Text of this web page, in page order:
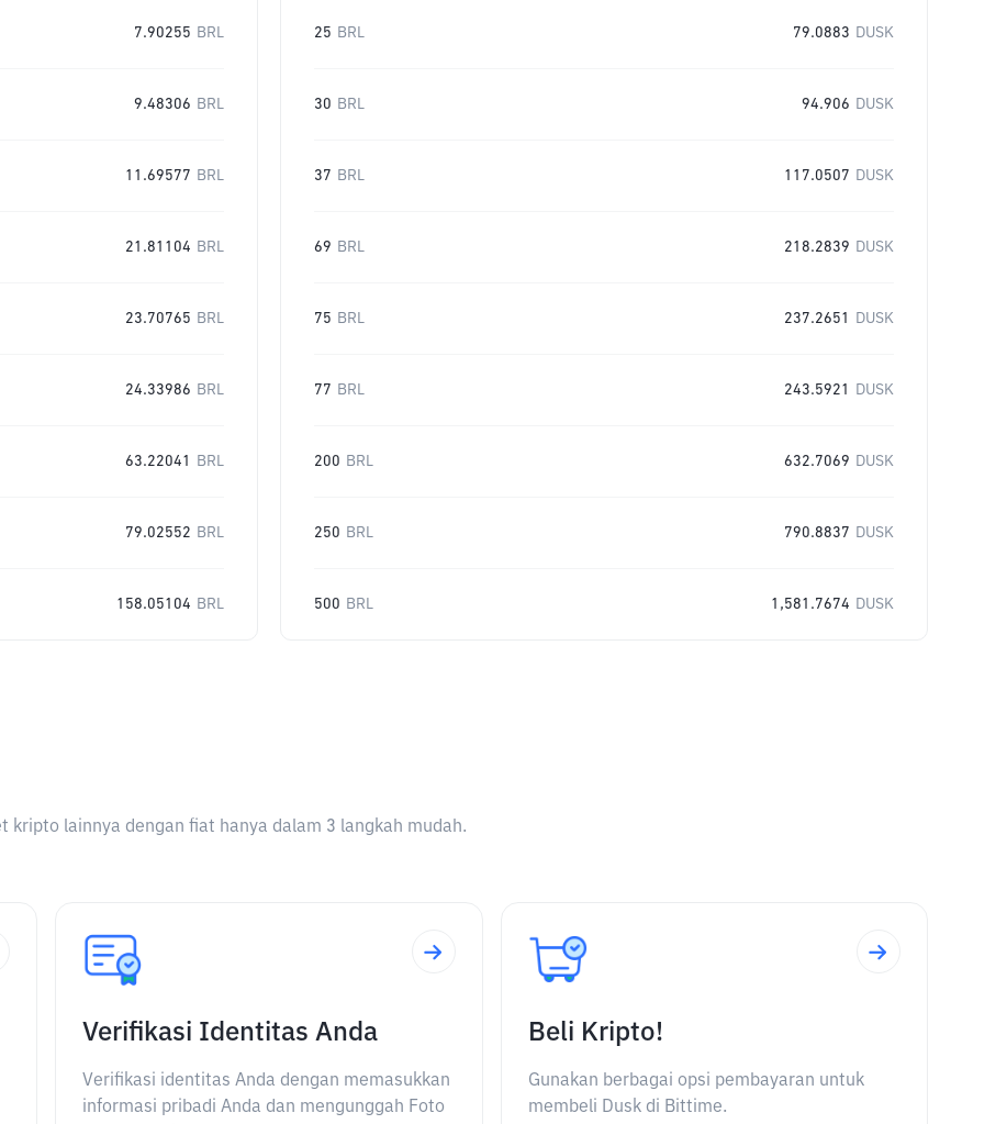
7.90255 BRL
9.48306 BRL
11.69577 BRL
21.81104 BRL
23.70765 BRL
24.33986 BRL
63.22041 BRL
79.02552 BRL
158.05104 BRL
25 BRL 79.0883 DUSK
30 BRL 94.906 DUSK
37 BRL 117.0507 DUSK
69 BRL 218.2839 DUSK
75 BRL 237.2651 DUSK
77 BRL 243.5921 DUSK
200 BRL 632.7069 DUSK
250 BRL 790.8837 DUSK
500 BRL 1,581.7674 DUSK
kripto lainnya dengan fiat hanya dalam 3 langkah mudah.
Verifikasi Identitas Anda
Verifikasi identitas Anda dengan memasukkan
informasi pribadi Anda dan mengunggah Foto
Beli Kripto!
Gunakan berbagai opsi pembayaran untuk
membeli Dusk di Bittime.